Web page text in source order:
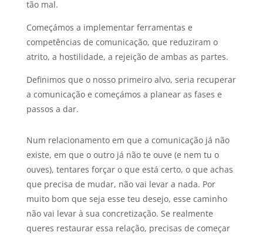
tão mal.
Começámos a implementar ferramentas e
competências de comunicação, que reduziram o
atrito, a hostilidade, a rejeição de ambas as partes.
Definimos que o nosso primeiro alvo, seria recuperar
a comunicação e começámos a planear as fases e
passos a dar.
Num relacionamento em que a comunicação já não
existe, em que o outro já não te ouve (e nem tu o
ouves), tentares forçar o que está certo, o que achas
que precisa de mudar, não vai levar a nada. Por
muito bom que seja esse teu desejo, esse caminho
não vai levar à sua concretização. Se realmente
queres restaurar essa relação, precisas de começar